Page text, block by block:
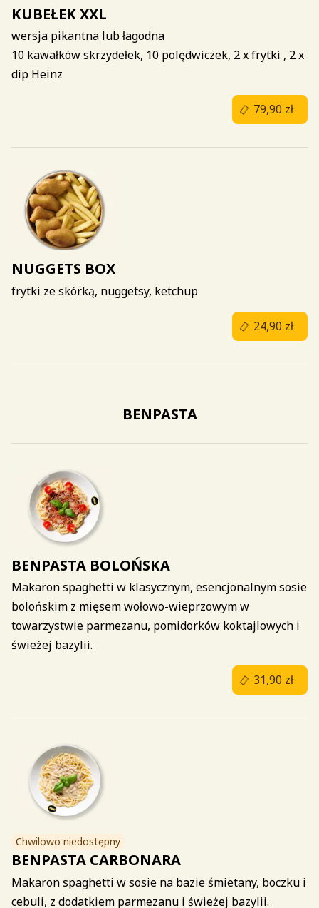
KUBEŁEK XXL
wersja pikantna lub łagodna
10 kawałków skrzydełek, 10 polędwiczek, 2 x frytki , 2 x
dip Heinz
NUGGETS BOX
frytki ze skórką, nuggetsy, ketchup
BENPASTA
BENPASTA BOLOŃSKA
Makaron spaghetti w klasycznym, esencjonalnym sosie
bolońskim z mięsem wołowo-wieprzowym w
towarzystwie parmezanu, pomidorków koktajlowych i
świeżej bazylii.
Chwilowo niedostępny
BENPASTA CARBONARA
Makaron spaghetti w sosie na bazie śmietany, boczku i
cebuli, z dodatkiem parmezanu i świeżej bazylii.